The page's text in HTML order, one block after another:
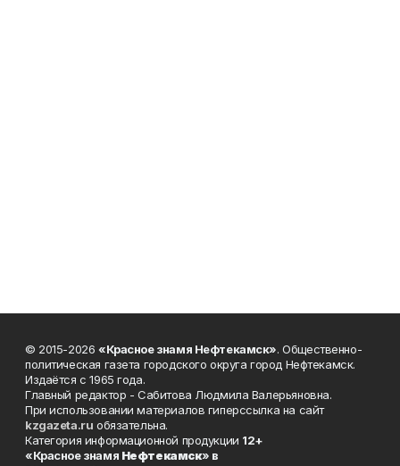
© 2015-2026 «Красное знамя Нефтекамск». Общественно-
политическая газета городского округа город Нефтекамск.
Издаётся с 1965 года.
Главный редактор - Сабитова Людмила Валерьяновна.
При использовании материалов гиперссылка на сайт
kzgazeta.ru обязательна.
Категория информационной продукции 12+
«Красное знамя Нефтекамск» в